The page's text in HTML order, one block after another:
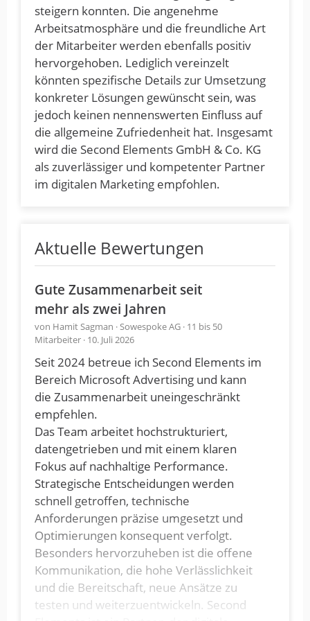
steigern konnten. Die angenehme
Arbeitsatmosphäre und die freundliche Art
der Mitarbeiter werden ebenfalls positiv
hervorgehoben. Lediglich vereinzelt
könnten spezifische Details zur Umsetzung
konkreter Lösungen gewünscht sein, was
jedoch keinen nennenswerten Einfluss auf
die allgemeine Zufriedenheit hat. Insgesamt
wird die Second Elements GmbH & Co. KG
als zuverlässiger und kompetenter Partner
im digitalen Marketing empfohlen.
Aktuelle Bewertungen
Gute Zusammenarbeit seit
mehr als zwei Jahren
von Hamit Sagman · Sowespoke AG · 11 bis 50
Mitarbeiter · 10. Juli 2026
Seit 2024 betreue ich Second Elements im
Bereich Microsoft Advertising und kann
die Zusammenarbeit uneingeschränkt
empfehlen.
Das Team arbeitet hochstrukturiert,
datengetrieben und mit einem klaren
Fokus auf nachhaltige Performance.
Strategische Entscheidungen werden
schnell getroffen, technische
Anforderungen präzise umgesetzt und
Optimierungen konsequent verfolgt.
Besonders hervorzuheben ist die offene
Kommunikation, die hohe Verlässlichkeit
und die Bereitschaft, neue Ansätze zu
testen und weiterzuentwickeln. Second